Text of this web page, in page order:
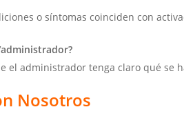
o síntomas coinciden con
el administrador tenga claro qué se
Nosotros